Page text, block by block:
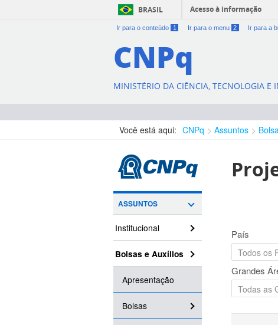
BRASIL Acesso à informação
Ir para o conteúdo 1 Ir para o menu 2 Ir para a
CNPq
MINISTÉRIO DA CIÊNCIA, TECNOLOGIA E
Você está aqui: CNPq Assuntos
ASSUNTOS
Institucional
Bolsas e Auxílios
Apresentação
Bolsas
País
Grandes